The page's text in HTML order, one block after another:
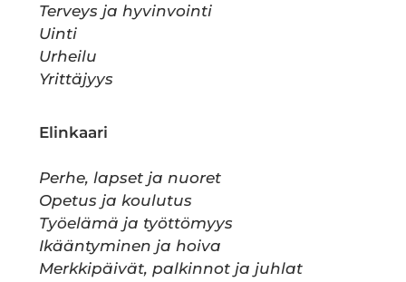
Terveys ja hyvinvointi
Uinti
Urheilu
Yrittäjyys
Elinkaari
Perhe, lapset ja nuoret
Opetus ja koulutus
Työelämä ja työttömyys
Ikääntyminen ja hoiva
Merkkipäivät, palkinnot ja juhlat